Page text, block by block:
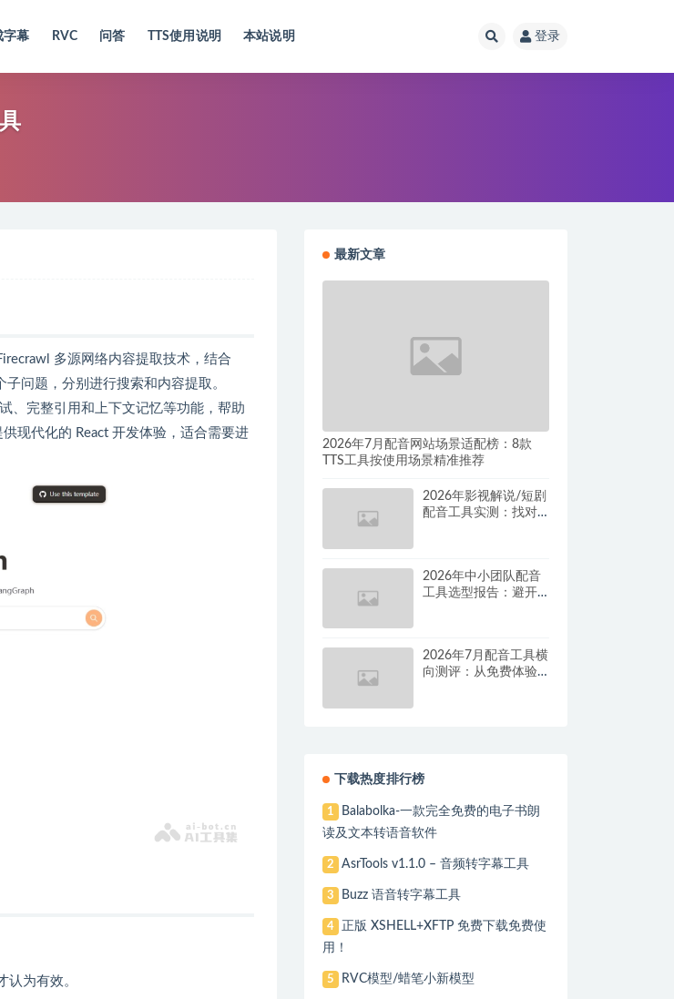
字幕 RVC 问答 TTS使用说明 本站说明 登录
多源网络内容提取技术，结合
问题，分别进行搜索和内容提取。
、完整引用和上下文记忆等功能，帮助
现代化的 React 开发体验，适合需要进
认为有效。
最新文章
2026年7月配音网站场景适配榜：8款
TTS工具按使用场景精准推荐
2026年影视解说/短剧
配音工具实测：找对
2026年中小团队配音
工具选型报告：避开
2026年7月配音工具横
向测评：从免费体验
下载热度排行榜
1
Balabolka-一款完全免费的电子书朗
读及文本转语音软件
2 AsrTools v1.1.0 – 音频转字幕工具
3 Buzz 语音转字幕工具
4
正版 XSHELL+XFTP 免费下载免费使
用！
5 RVC模型/蜡笔小新模型